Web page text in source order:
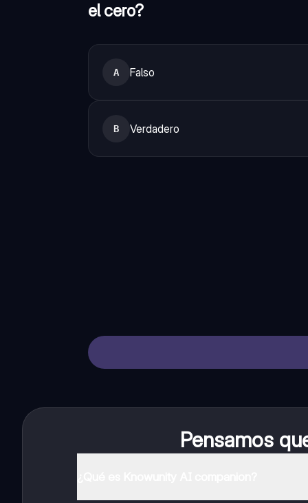
el cero?
A Falso
B Verdadero
Pensamos